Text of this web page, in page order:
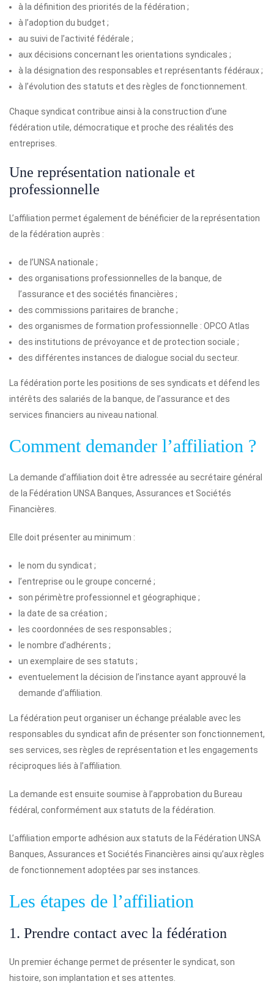
à la définition des priorités de la fédération ;
à l’adoption du budget ;
au suivi de l’activité fédérale ;
aux décisions concernant les orientations syndicales ;
à la désignation des responsables et représentants fédéraux ;
à l’évolution des statuts et des règles de fonctionnement.
Chaque syndicat contribue ainsi à la construction d’une
fédération utile, démocratique et proche des réalités des
entreprises.
Une représentation nationale et
professionnelle
L’affiliation permet également de bénéficier de la représentation
de la fédération auprès :
de l’UNSA nationale ;
des organisations professionnelles de la banque, de
l’assurance et des sociétés financières ;
des commissions paritaires de branche ;
des organismes de formation professionnelle : OPCO Atlas
des institutions de prévoyance et de protection sociale ;
des différentes instances de dialogue social du secteur.
La fédération porte les positions de ses syndicats et défend les
intérêts des salariés de la banque, de l’assurance et des
services financiers au niveau national.
Comment demander l’affiliation ?
La demande d’affiliation doit être adressée au secrétaire général
de la Fédération UNSA Banques, Assurances et Sociétés
Financières.
Elle doit présenter au minimum :
le nom du syndicat ;
l’entreprise ou le groupe concerné ;
son périmètre professionnel et géographique ;
la date de sa création ;
les coordonnées de ses responsables ;
le nombre d’adhérents ;
un exemplaire de ses statuts ;
eventuelement la décision de l’instance ayant approuvé la
demande d’affiliation.
La fédération peut organiser un échange préalable avec les
responsables du syndicat afin de présenter son fonctionnement,
ses services, ses règles de représentation et les engagements
réciproques liés à l’affiliation.
La demande est ensuite soumise à l’approbation du Bureau
fédéral, conformément aux statuts de la fédération.
L’affiliation emporte adhésion aux statuts de la Fédération UNSA
Banques, Assurances et Sociétés Financières ainsi qu’aux règles
de fonctionnement adoptées par ses instances.
Les étapes de l’affiliation
1. Prendre contact avec la fédération
Un premier échange permet de présenter le syndicat, son
histoire, son implantation et ses attentes.